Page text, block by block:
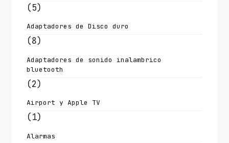
(5)
Adaptadores de Disco duro
(8)
Adaptadores de sonido inalambrico
bluetooth
(2)
Airport y Apple TV
(1)
Alarmas